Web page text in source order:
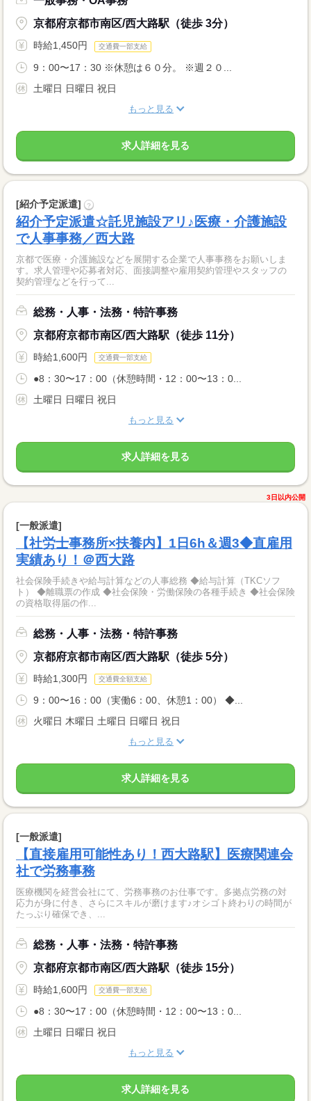
京都府京都市南区/西大路駅（徒歩 3分）
時給1,450円 交通費一部支給
9：00〜17：30 ※休憩は６０分。 ※週２０...
土曜日 日曜日 祝日
もっと見る
求人詳細を見る
[紹介予定派遣] ?
紹介予定派遣☆託児施設アリ♪医療・介護施設
で人事事務／西大路
京都で医療・介護施設などを展開する企業で人事事務をお願いしま
す。求人管理や応募者対応、面接調整や雇用契約管理やスタッフの
契約管理などを行って...
総務・人事・法務・特許事務
京都府京都市南区/西大路駅（徒歩 11分）
時給1,600円 交通費一部支給
●8：30〜17：00（休憩時間・12：00〜13：0...
土曜日 日曜日 祝日
もっと見る
求人詳細を見る
3日以内公開
[一般派遣]
【社労士事務所×扶養内】1日6h＆週3◆直雇用
実績あり！＠西大路
社会保険手続きや給与計算などの人事総務 ◆給与計算（TKCソフ
ト） ◆離職票の作成 ◆社会保険・労働保険の各種手続き ◆社会保険
の資格取得届の作...
総務・人事・法務・特許事務
京都府京都市南区/西大路駅（徒歩 5分）
時給1,300円 交通費全額支給
9：00〜16：00（実働6：00、休憩1：00） ◆...
火曜日 木曜日 土曜日 日曜日 祝日
もっと見る
求人詳細を見る
[一般派遣]
【直接雇用可能性あり！西大路駅】医療関連会
社で労務事務
医療機関を経営会社にて、労務事務のお仕事です。多拠点労務の対
応力が身に付き、さらにスキルが磨けます♪オシゴト終わりの時間が
たっぷり確保でき、...
総務・人事・法務・特許事務
京都府京都市南区/西大路駅（徒歩 15分）
時給1,600円 交通費一部支給
●8：30〜17：00（休憩時間・12：00〜13：0...
土曜日 日曜日 祝日
もっと見る
求人詳細を見る